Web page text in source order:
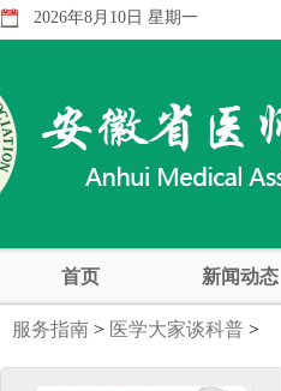
2026年8月10日 星期一
首页 新闻动态
服务指南 > 医学大家谈科普 >